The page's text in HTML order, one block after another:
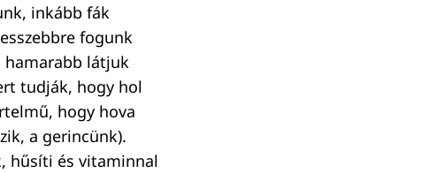
inkább fák
fogunk
hamarabb látjuk
tudják, hogy hol
hogy hova
a gerincünk).
hűsíti és vitaminnal